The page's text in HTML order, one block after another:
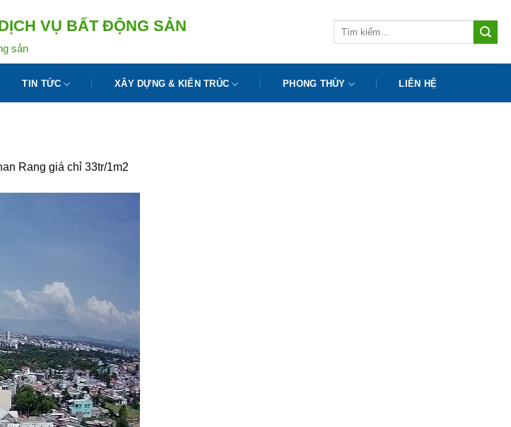
VỤ BẤT ĐỘNG SẢN
sản
TIN TỨC XÂY DỰNG & KIẾN TRÚC PHONG THỦY LIÊN HỆ
Rang giá chỉ 33tr/1m2